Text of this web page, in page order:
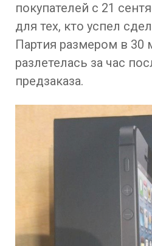
покупателей с 21
для тех, кто успел
Партия размером в 30
разлетелась за час
предзаказа.